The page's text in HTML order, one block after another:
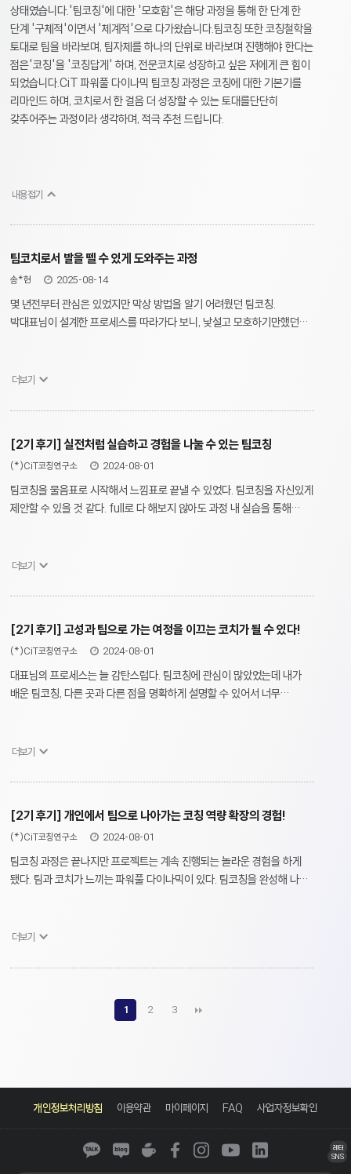
상태였습니다.'팀코칭'에 대한 '모호함'은 해당 과정을 통해 한 단계 한
단계 '구체적'이면서 '체계적'으로 다가왔습니다.팀코칭 또한 코칭철학을
토대로 팀을 바라보며, 팀자체를 하나의 단위로 바라보며 진행해야 한다는
점은'코칭'을 '코칭답게' 하며, 전문코치로 성장하고 싶은 저에게 큰 힘이
되었습니다.CiT 파워풀 다이나믹 팀코칭 과정은 코칭에 대한 기본기를
리마인드 하며, 코치로서 한 걸음 더 성장할 수 있는 토대를단단히
갖추어주는 과정이라 생각하며, 적극 추천 드립니다.
내용접기
팀코치로서 발을 뗄 수 있게 도와주는 과정
송*현 2025-08-14
몇 년전부터 관심은 있었지만 막상 방법을 알기 어려웠던 팀코칭.
박대표님이 설계한 프로세스를 따라가다 보니, 낯설고 모호하기만했던
싶은 코치님들께 추천!
더보기
[2기 후기] 실전처럼 실습하고 경험을 나눌 수 있는 팀코칭
(*)CiT코칭연구소 2024-08-01
팀코칭을 물음표로 시작해서 느낌표로 끝낼 수 있었다. 팀코칭을 자신있게
제안할 수 있을 것 같다. full로 다 해보지 않아도 과정 내 실습을 통해
더보기
[2기 후기] 고성과 팀으로 가는 여정을 이끄는 코치가 될 수 있다!
(*)CiT코칭연구소 2024-08-01
대표님의 프로세스는 늘 감탄스럽다. 팀코칭에 관심이 많았었는데 내가
배운 팀코칭, 다른 곳과 다른 점을 명확하게 설명할 수 있어서 너무
아니라, 과정에서 팀원들이 변화를 느끼면서 가는 것이라 코치가 '코칭은
빨리 배울 수 있어서 정말 다행이고, 정말 재밌다. 매력있다. 앞으로 많이
더보기
[2기 후기] 개인에서 팀으로 나아가는 코칭 역량 확장의 경험!
(*)CiT코칭연구소 2024-08-01
팀코칭 과정은 끝나지만 프로젝트는 계속 진행되는 놀라운 경험을 하게
됐다. 팀과 코치가 느끼는 파워풀 다이나믹이 있다. 팀코칭을 완성해 나갈
주는 것. 코치로서의 또 다른 세상을 경험할 수 있는 놀라운 과정이다.
더보기
1 2 3
개인정보처리방침 이용약관 마이페이지 FAQ 사업자정보확인
톡
블
카
북
그
인
코치
기업
레터
SNS